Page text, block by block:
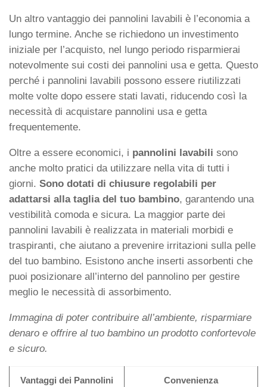
Un altro vantaggio dei pannolini lavabili è l’economia a
lungo termine. Anche se richiedono un investimento
iniziale per l’acquisto, nel lungo periodo risparmierai
notevolmente sui costi dei pannolini usa e getta. Questo
perché i pannolini lavabili possono essere riutilizzati
molte volte dopo essere stati lavati, riducendo così la
necessità di acquistare pannolini usa e getta
frequentemente.
Oltre a essere economici, i pannolini lavabili sono
anche molto pratici da utilizzare nella vita di tutti i
giorni. Sono dotati di chiusure regolabili per
adattarsi alla taglia del tuo bambino, garantendo una
vestibilità comoda e sicura. La maggior parte dei
pannolini lavabili è realizzata in materiali morbidi e
traspiranti, che aiutano a prevenire irritazioni sulla pelle
del tuo bambino. Esistono anche inserti assorbenti che
puoi posizionare all’interno del pannolino per gestire
meglio le necessità di assorbimento.
Immagina di poter contribuire all’ambiente, risparmiare
denaro e offrire al tuo bambino un prodotto confortevole
e sicuro.
Vantaggi dei Pannolini
Convenienza